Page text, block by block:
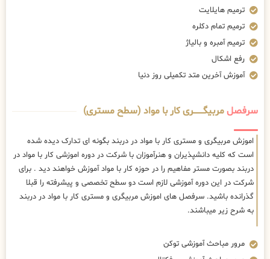
ترمیم هایلایت
ترمیم تمام دکلره
ترمیم آمبره و بالیاژ
رفع اشکال
آموزش آخرین متد تکمیلی روز دنیا
سرفصلمربیگــــــــری کار با مواد (سطح مستری)
اموزش مربیگری و مستری کار با مواد در دربند بگونه ای تدارک دیده شده
است که کلیه دانشپذیران و هنرآموزان با شرکت در دوره اموزشی کار با مواد در
دربند بصورت مستر مفاهیم را در حوزه کار با مواد آموزش خواهند دید . برای
شرکت در این دوره آموزشی لازم است دو سطح تخصصی و پیشرفته را قبلا
گذرانده باشید. سرفصل های اموزش مربیگری و مستری کار با مواد در دربند
به شرح زیر میباشند.
مرور مباحث آموزشی توکن